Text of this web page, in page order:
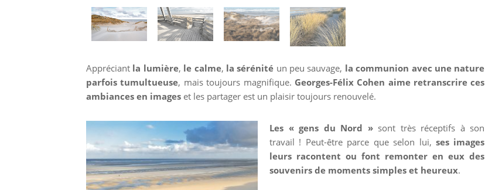
Appréciant la lumière, le calme, la sérénité un peu sauvage, la communion avec une nature
parfois tumultueuse, mais toujours magnifique. Georges-Félix Cohen aime retranscrire ces
ambiances en images et les partager est un plaisir toujours renouvelé.
Les « gens du Nord »sont très réceptifs à son
travail ! Peut-être parce que selon lui, ses images
leurs racontent ou font remonter en eux des
souvenirs de moments simples et heureux.